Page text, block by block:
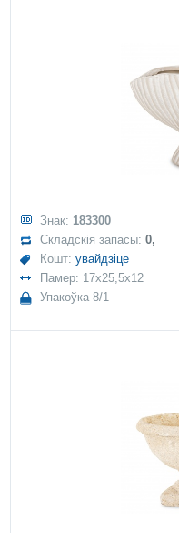
Знак: 183300
Складскія запасы:0,
Кошт:увайдзіце
Памер: 17x25,5x12
Упакоўка 8/1